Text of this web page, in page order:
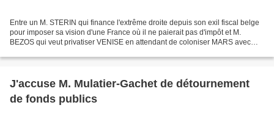
Entre un M. STERIN qui finance l'extrême droite depuis son exil fiscal belge
pour imposer sa vision d'une France où il ne paierait pas d'impôt et M.
BEZOS qui veut privatiser VENISE en attendant de coloniser MARS avec
J'accuse M. Mulatier-Gachet de détournement
de fonds publics